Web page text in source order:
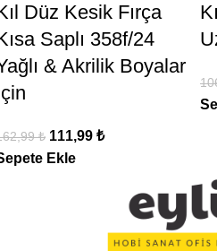
Düz Kesik Fırça
Saplı 358f/24
& Akrilik Boyalar
₺ 111,99 ₺
Ekle